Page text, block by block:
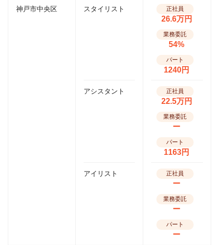
神戸市中央区 スタイリスト 正社員
26.6万円
業務委託
54%
パート
1240円
アシスタント 正社員
22.5万円
業務委託
ー
パート
1163円
アイリスト 正社員
ー
業務委託
ー
パート
ー